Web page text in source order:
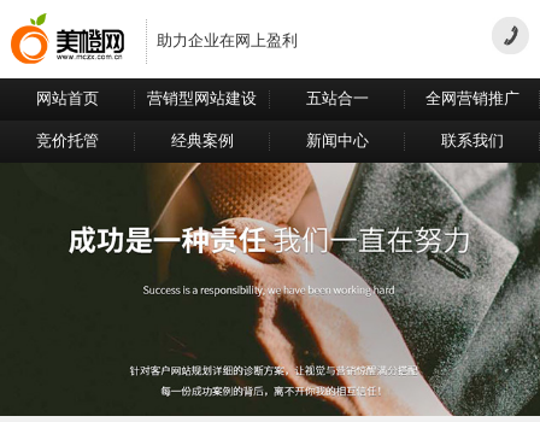
助力企业在网上盈利
网站首页 营销型网站建设 五站合一 全网营销推广
竞价托管 经典案例 新闻中心 联系我们